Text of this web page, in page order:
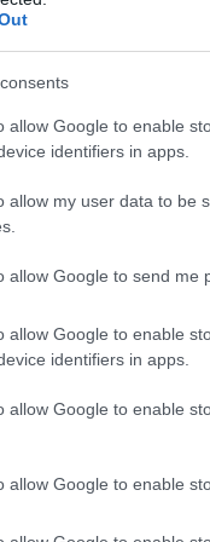
allow Google to enable
identifiers in apps.
allow my user data to be
allow Google to send me
allow Google to enable
identifiers in apps.
allow Google to enable
allow Google to enable
szerződött, de
tehetségéhez
után egy
Birkózói